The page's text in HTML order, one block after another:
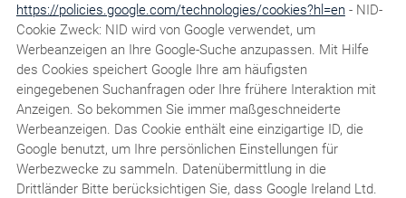
https://policies.google.com/technologies/cookies?hl=en- NID-
Cookie Zweck: NID wird von Google verwendet, um
Werbeanzeigen an Ihre Google-Suche anzupassen. Mit Hilfe
des Cookies speichert Google Ihre am häufigsten
eingegebenen Suchanfragen oder Ihre frühere Interaktion mit
Anzeigen. So bekommen Sie immer maßgeschneiderte
Werbeanzeigen. Das Cookie enthält eine einzigartige ID, die
Google benutzt, um Ihre persönlichen Einstellungen für
Werbezwecke zu sammeln. Datenübermittlung in die
Drittländer Bitte berücksichtigen Sie, dass Google Ireland Ltd.